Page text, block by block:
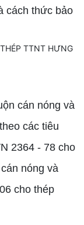
cách thức bảo
cán nóng và
các tiêu
2364 - 78 cho
nóng và
cho thép